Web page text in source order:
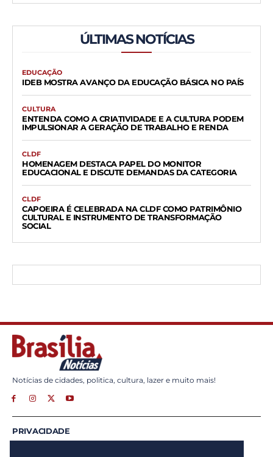
ÚLTIMAS NOTÍCIAS
EDUCAÇÃO
IDEB MOSTRA AVANÇO DA EDUCAÇÃO BÁSICA NO PAÍS
CULTURA
ENTENDA COMO A CRIATIVIDADE E A CULTURA PODEM
IMPULSIONAR A GERAÇÃO DE TRABALHO E RENDA
CLDF
HOMENAGEM DESTACA PAPEL DO MONITOR
EDUCACIONAL E DISCUTE DEMANDAS DA CATEGORIA
CLDF
CAPOEIRA É CELEBRADA NA CLDF COMO PATRIMÔNIO
CULTURAL E INSTRUMENTO DE TRANSFORMAÇÃO
SOCIAL
Notícias de cidades, politica, cultura, lazer e muito mais!
PRIVACIDADE